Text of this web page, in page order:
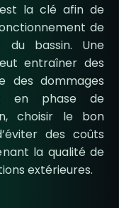
la clé afin de
de
du bassin. Une
entraîner des
des dommages
en phase de
choisir le bon
des coûts
la qualité de
extérieures.